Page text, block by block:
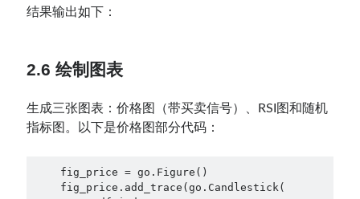
结果输出如下：
2.6 绘制图表
生成三张图表：价格图（带买卖信号）、RSI图和随机
指标图。以下是价格图部分代码：